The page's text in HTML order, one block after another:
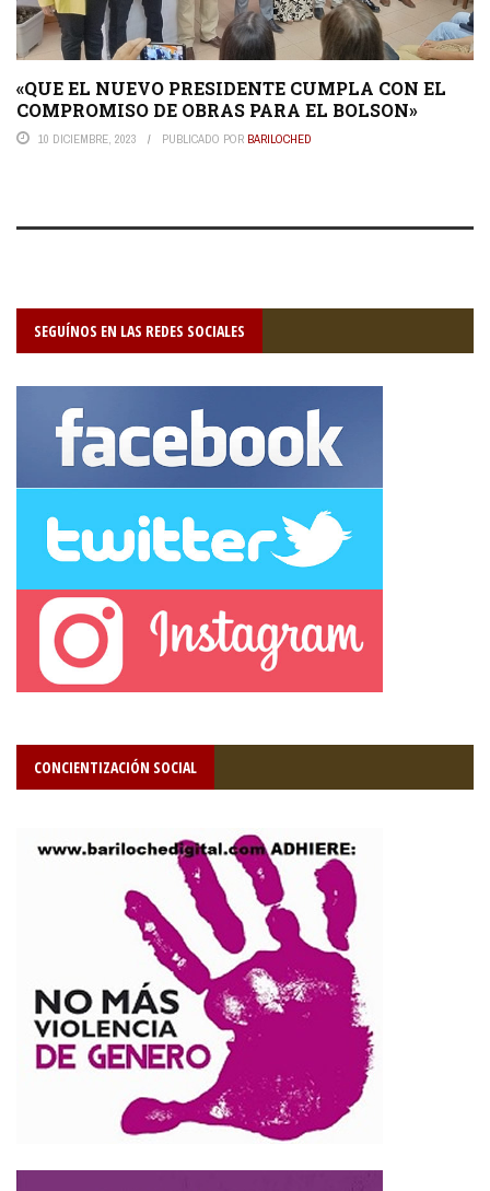
«QUE EL NUEVO PRESIDENTE CUMPLA CON EL
COMPROMISO DE OBRAS PARA EL BOLSON»
10 DICIEMBRE, 2023 PUBLICADO POR BARILOCHED
SEGUÍNOS EN LAS REDES SOCIALES
CONCIENTIZACIÓN SOCIAL